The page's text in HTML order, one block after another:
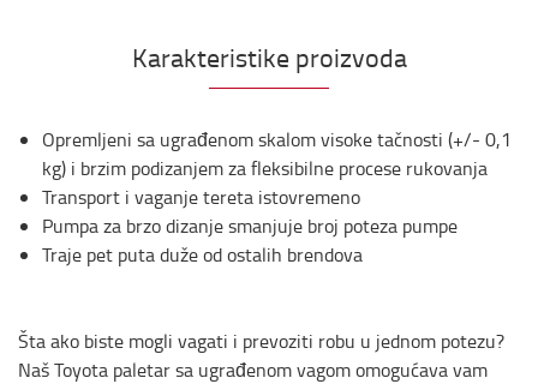
Karakteristike proizvoda
Opremljeni sa ugrađenom skalom visoke tačnosti (+/- 0,1
kg) i brzim podizanjem za fleksibilne procese rukovanja
Transport i vaganje tereta istovremeno
Pumpa za brzo dizanje smanjuje broj poteza pumpe
Traje pet puta duže od ostalih brendova
Šta ako biste mogli vagati i prevoziti robu u jednom potezu?
Naš Toyota paletar sa ugrađenom vagom omogućava vam